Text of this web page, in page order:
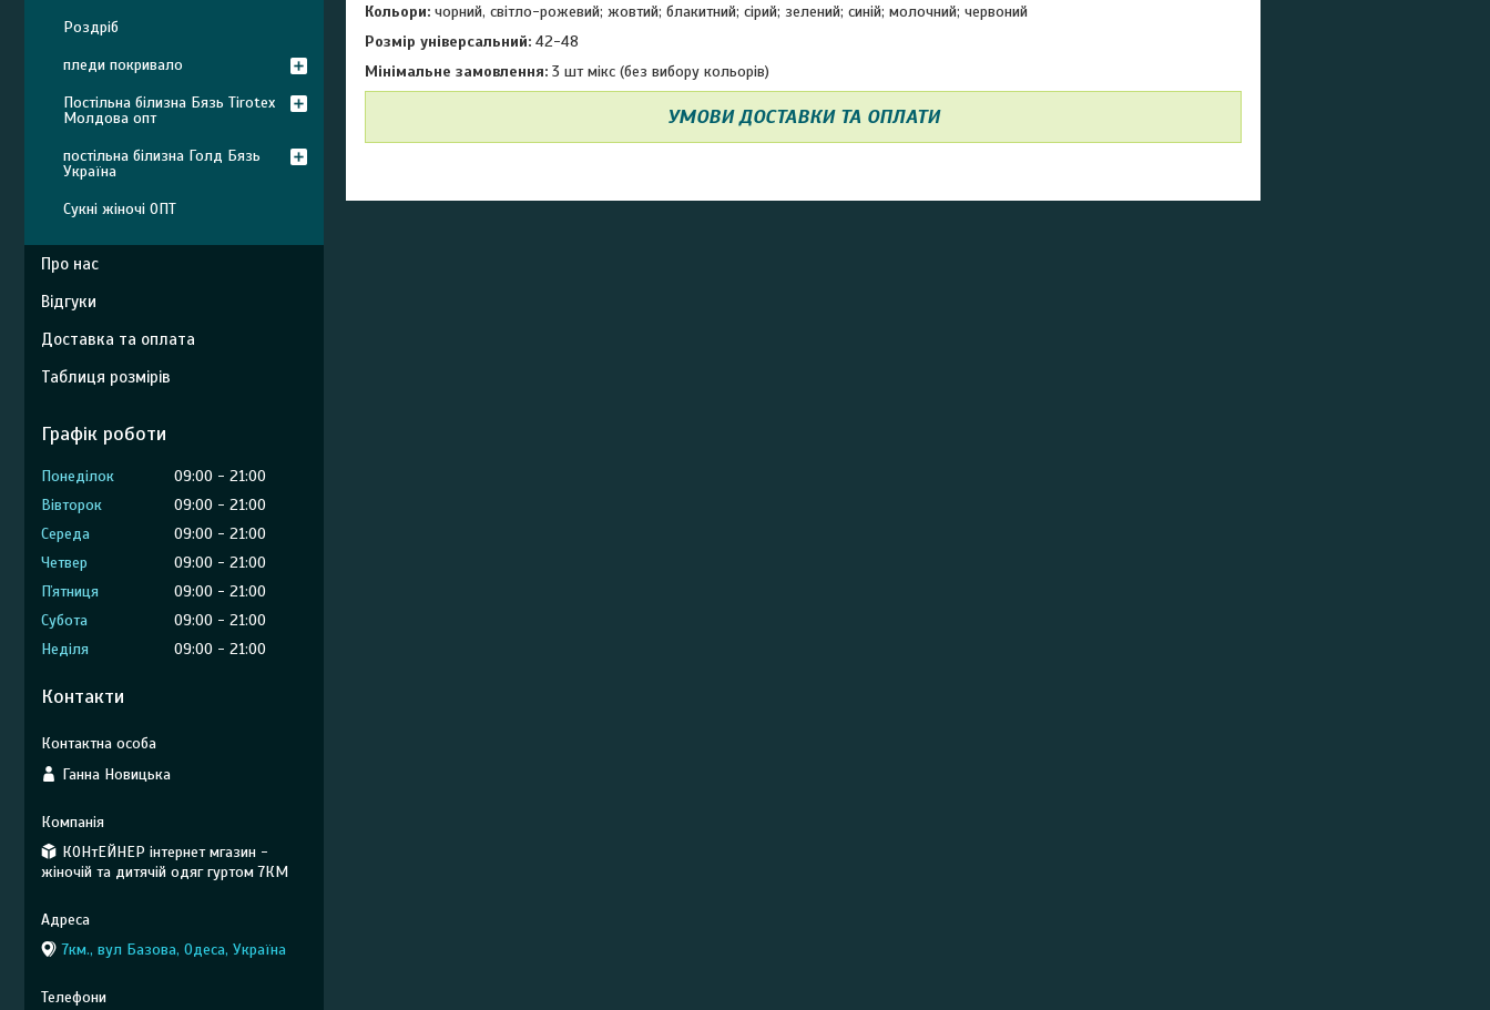
Кольори: чорний, світло-рожевий; жовтий; блакитний; сірий; зелений; синій; молочний; червоний
Розмір універсальний: 42-48
Мінімальне замовлення: 3 шт мікс (без вибору кольорів)
УМОВИ ДОСТАВКИ ТА ОПЛАТИ
Роздріб
пледи покривало
Постільна білизна Бязь Tirotex
Молдова опт
постільна білизна Голд Бязь
Україна
Сукні жіночі ОПТ
Про нас
Відгуки
Доставка та оплата
Таблиця розмірів
Графік роботи
Понеділок 09:00
21:00
Вівторок
09:00
21:00
Середа
09:00
21:00
Четвер
09:00
21:00
Пʼятниця
09:00
21:00
Субота
09:00
21:00
Неділя
09:00 21:00
Контакти
Ганна Новицька
КОНтЕЙНЕР інтернет мгазин -
жіночій та дитячій одяг гуртом 7КМ
7км., вул Базова, Одеса, Україна